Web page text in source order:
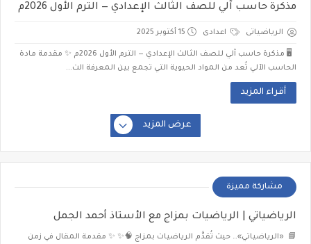
مذكرة حاسب آلي للصف الثالث الإعدادي — الترم الأول 2026م
الرياضياتى اعدادى 15 أكتوبر 2025
🖥️ مذكرة حاسب آلي للصف الثالث الإعدادي — الترم الأول 2026م ✨ مقدمة مادة
الحاسب الآلي تُعد من المواد الحيوية التي تجمع بين المعرفة الت...
أقراء المزيد
عرض المزيد
مشاركة مميزة
الرياضياتي | الرياضيات بمزاج مع الأستاذ أحمد الجمل
📘 «الرياضياتي»… حيث تُقدَّم الرياضيات بمزاج 🧠✨ ✨ مقدمة المقال في زمن